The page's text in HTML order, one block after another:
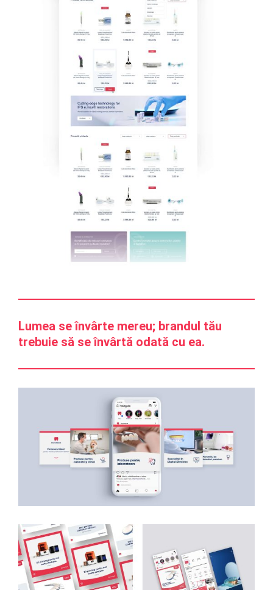
Lumea se învârte mereu; brandul tău
trebuie să se învârtă odată cu ea.